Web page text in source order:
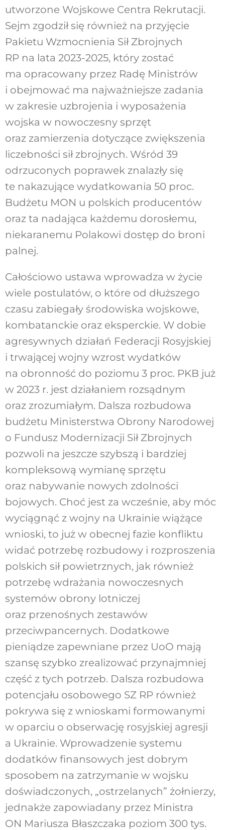
utworzone Wojskowe Centra Rekrutacji.
Sejm zgodził się również na przyjęcie
Pakietu Wzmocnienia Sił Zbrojnych
RP na lata 2023-2025, który zostać
ma opracowany przez Radę Ministrów
i obejmować ma najważniejsze zadania
w zakresie uzbrojenia i wyposażenia
wojska w nowoczesny sprzęt
oraz zamierzenia dotyczące zwiększenia
liczebności sił zbrojnych. Wśród 39
odrzuconych poprawek znalazły się
te nakazujące wydatkowania 50 proc.
Budżetu MON u polskich producentów
oraz ta nadająca każdemu dorosłemu,
niekaranemu Polakowi dostęp do broni
palnej.
Całościowo ustawa wprowadza w życie
wiele postulatów, o które od dłuższego
czasu zabiegały środowiska wojskowe,
kombatanckie oraz eksperckie. W dobie
agresywnych działań Federacji Rosyjskiej
i trwającej wojny wzrost wydatków
na obronność do poziomu 3 proc. PKB już
w 2023 r. jest działaniem rozsądnym
oraz zrozumiałym. Dalsza rozbudowa
budżetu Ministerstwa Obrony Narodowej
o Fundusz Modernizacji Sił Zbrojnych
pozwoli na jeszcze szybszą i bardziej
kompleksową wymianę sprzętu
oraz nabywanie nowych zdolności
bojowych. Choć jest za wcześnie, aby móc
wyciągnąć z wojny na Ukrainie wiążące
wnioski, to już w obecnej fazie konfliktu
widać potrzebę rozbudowy i rozproszenia
polskich sił powietrznych, jak również
potrzebę wdrażania nowoczesnych
systemów obrony lotniczej
oraz przenośnych zestawów
przeciwpancernych. Dodatkowe
pieniądze zapewniane przez UoO mają
szansę szybko zrealizować przynajmniej
część z tych potrzeb. Dalsza rozbudowa
potencjału osobowego SZ RP również
pokrywa się z wnioskami formowanymi
w oparciu o obserwację rosyjskiej agresji
a Ukrainie. Wprowadzenie systemu
dodatków finansowych jest dobrym
sposobem na zatrzymanie w wojsku
doświadczonych, „ostrzelanych” żołnierzy,
jednakże zapowiadany przez Ministra
ON Mariusza Błaszczaka poziom 300 tys.